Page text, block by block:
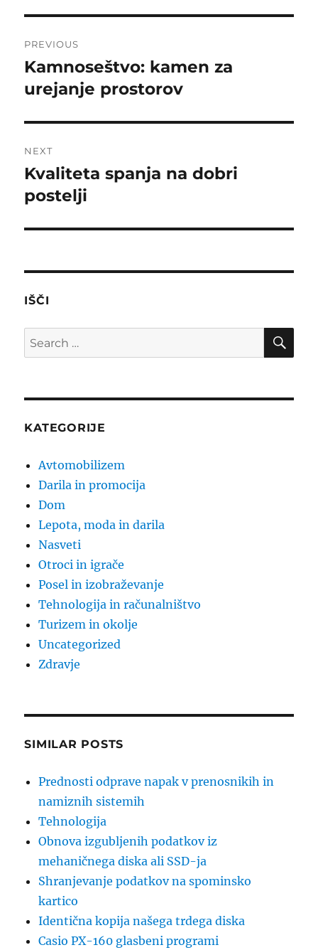
navigation
PREVIOUS
Previous
post:
Kamnoseštvo: kamen za
urejanje prostorov
NEXT
Next
post:
Kvaliteta spanja na dobri
postelji
IŠČI
Search
for:
KATEGORIJE
Avtomobilizem
Darila in promocija
Dom
Lepota, moda in darila
Nasveti
Otroci in igrače
Posel in izobraževanje
Tehnologija in računalništvo
Turizem in okolje
Uncategorized
Zdravje
SIMILAR POSTS
Prednosti odprave napak v prenosnikih in
namiznih sistemih
Tehnologija
Obnova izgubljenih podatkov iz
mehaničnega diska ali SSD-ja
Shranjevanje podatkov na spominsko
kartico
Identična kopija našega trdega diska
Casio PX-160 glasbeni programi